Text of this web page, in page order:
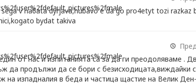
v na6ata dyrjava,hubavo e da go pro4etyt tozi razkaz
bydat takiva
от нас и изпитанията са за да ги преодоляваме .
да продължи да се бори с безисходицата,виждайки
на изпадналия в беда и частица щастие на Велик